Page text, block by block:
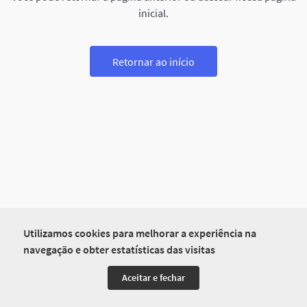
Utilizamos cookies para melhorar a experiência na
navegação e obter estatísticas das visitas
Aceitar e fechar
inicial.
Retornar ao início